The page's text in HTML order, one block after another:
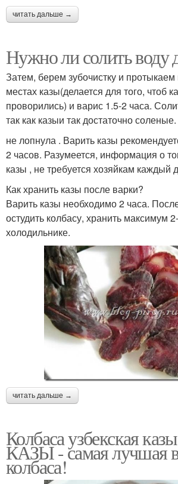
читать дальше →
Нужно ли солить воду
Затем, берем зубочистку и протыкаем
местах казы(делается для того, чтоб
проворились) и варис 1.5-2 часа.
так как казыи так достаточно соленые.
не лопнула . Варить казы
2 часов. Разумеется, информация о
казы , не требуется хозяйкам каждый
Как хранить казы после варки?
Варить казы необходимо 2 часа.
остудить колбасу, хранить максимум
холодильнике.
читать дальше →
Колбаса узбекская
КАЗЫ - самая лучшая
колбаса!